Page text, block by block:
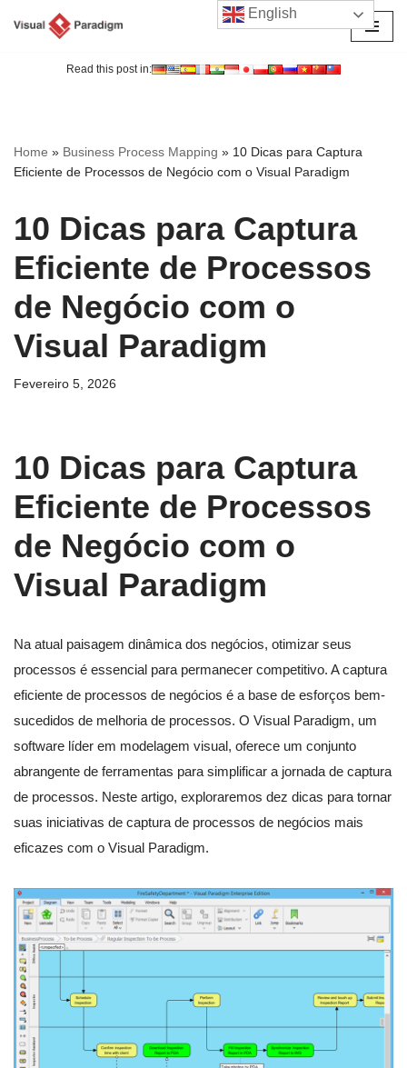
Read this post in:
Home » Business Process Mapping » 10 Dicas para Captura
Eficiente de Processos de Negócio com o Visual Paradigm
10 Dicas para Captura
Eficiente de Processos
de Negócio com o
Visual Paradigm
Fevereiro 5, 2026
10 Dicas para Captura
Eficiente de Processos
de Negócio com o
Visual Paradigm
Na atual paisagem dinâmica dos negócios, otimizar seus
processos é essencial para permanecer competitivo. A captura
eficiente de processos de negócios é a base de esforços bem-
sucedidos de melhoria de processos. O Visual Paradigm, um
software líder em modelagem visual, oferece um conjunto
abrangente de ferramentas para simplificar a jornada de captura
de processos. Neste artigo, exploraremos dez dicas para tornar
suas iniciativas de captura de processos de negócios mais
eficazes com o Visual Paradigm.
English